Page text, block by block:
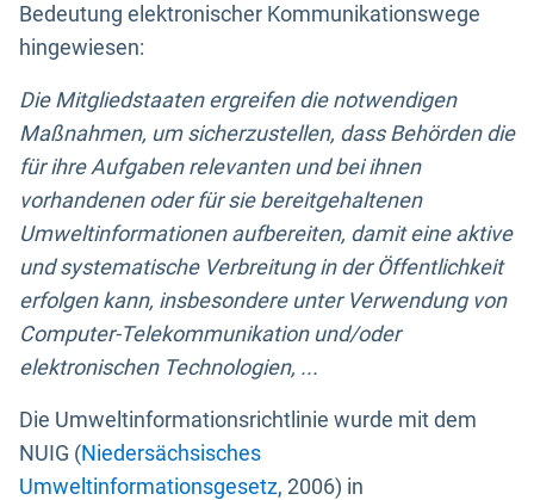
Bedeutung elektronischer Kommunikationswege
hingewiesen:
Die Mitgliedstaaten ergreifen die notwendigen
Maßnahmen, um sicherzustellen, dass Behörden die
für ihre Aufgaben relevanten und bei ihnen
vorhandenen oder für sie bereitgehaltenen
Umweltinformationen aufbereiten, damit eine aktive
und systematische Verbreitung in der Öffentlichkeit
erfolgen kann, insbesondere unter Verwendung von
Computer-Telekommunikation und/oder
elektronischen Technologien, ...
Die Umweltinformationsrichtlinie wurde mit dem
NUIG (Niedersächsisches
Umweltinformationsgesetz, 2006) in